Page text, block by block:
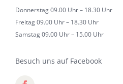
Donnerstag 09.00 Uhr – 18.30 Uhr
Freitag 09.00 Uhr – 18.30 Uhr
Samstag 09.00 Uhr – 15.00 Uhr
Besuch uns auf Facebook